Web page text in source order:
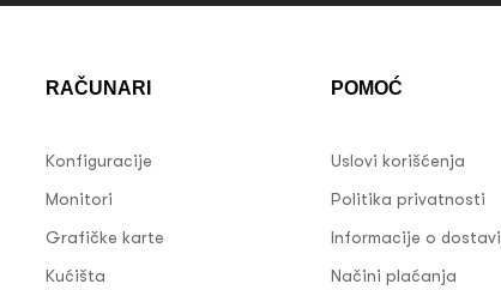
RAČUNARI
Konfiguracije
Monitori
Grafičke karte
Kućišta
POMOĆ
Uslovi korišćenja
Politika privatnosti
Informacije o dostavi
Načini plaćanja